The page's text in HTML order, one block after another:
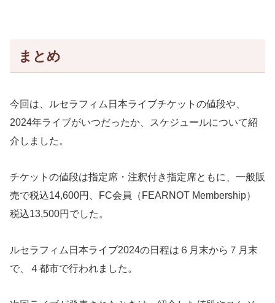
まとめ
今回は、ルセラフィム日本ライブチケットの値段や、
2024年ライブがいつだったか、スケジュールについて紹
介しました。
チケットの値段は指定席・注釈付き指定席ともに、一般販
売で税込14,600円、FC会員（FEARNOT Membership）
税込13,500円でした。
ルセラフィム日本ライブ2024の日程は６月末から７月末
で、４都市で行われました。